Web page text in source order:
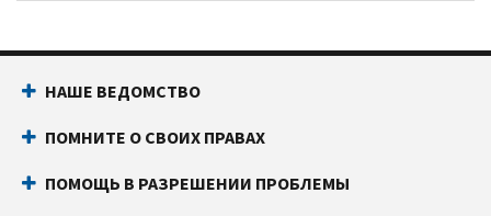
НАШЕ ВЕДОМСТВО
ПОМНИТЕ О СВОИХ ПРАВАХ
ПОМОЩЬ В РАЗРЕШЕНИИ ПРОБЛЕМЫ